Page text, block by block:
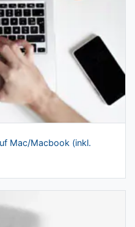
Mac/Macbook (inkl.